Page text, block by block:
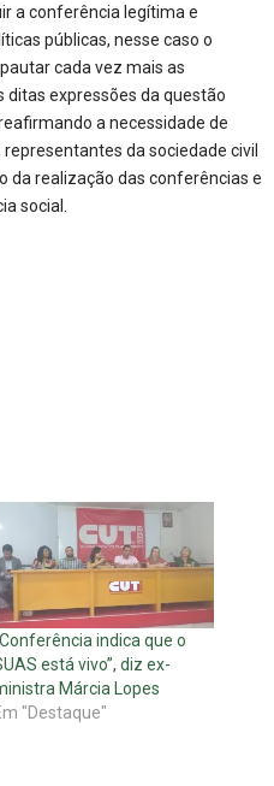
a conferência legítima e
públicas, nesse caso o
cada vez mais as
expressões da questão
a necessidade de
da sociedade civil
da realização das conferências e
social.
indica que o
está vivo”, diz ex-
Márcia Lopes
"Destaque"